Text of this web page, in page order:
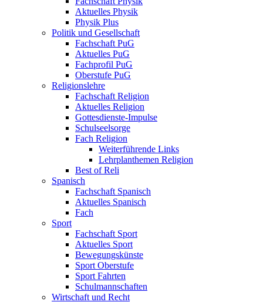
Aktuelles Physik
Physik Plus
Politik und Gesellschaft
Fachschaft PuG
Aktuelles PuG
Fachprofil PuG
Oberstufe PuG
Religionslehre
Fachschaft Religion
Aktuelles Religion
Gottesdienste-Impulse
Schulseelsorge
Fach Religion
Weiterführende Links
Lehrplanthemen Religion
Best of Reli
Spanisch
Fachschaft Spanisch
Aktuelles Spanisch
Fach
Sport
Fachschaft Sport
Aktuelles Sport
Bewegungskünste
Sport Oberstufe
Sport Fahrten
Schulmannschaften
Wirtschaft und Recht